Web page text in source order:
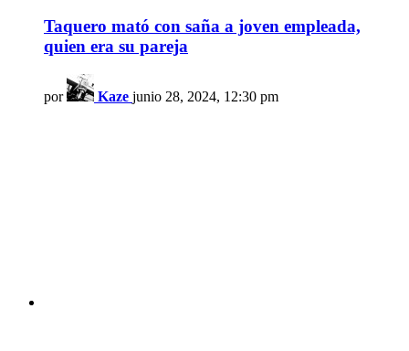
Taquero mató con saña a joven empleada,
quien era su pareja
por Kaze junio 28, 2024, 12:30 pm